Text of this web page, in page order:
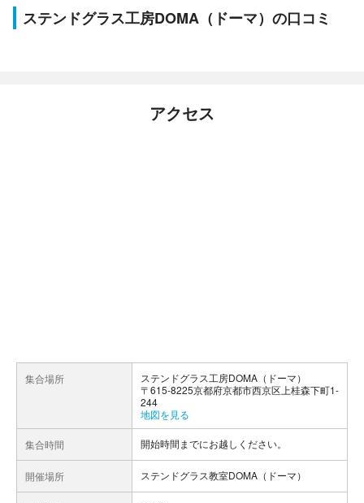
ステンドグラス工房DOMA（ドーマ）の口コミ
アクセス
集合場所
ステンドグラス工房DOMA（ドーマ）
〒615-8225京都府京都市西京区上桂森下町1-
244
地図を見る
集合時間 開始時間までにお越しください。
開催場所 ステンドグラス教室DOMA（ドーマ）